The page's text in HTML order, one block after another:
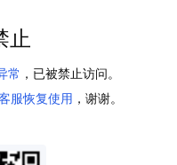
止
常 ，已被禁止访问。
服恢复使用 ，谢谢。